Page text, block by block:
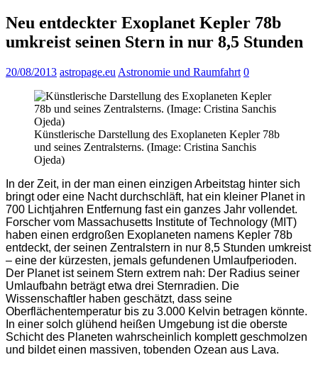
Neu entdeckter Exoplanet Kepler 78b
umkreist seinen Stern in nur 8,5 Stunden
20/08/2013 astropage.eu Astronomie und Raumfahrt 0
Künstlerische Darstellung des Exoplaneten Kepler 78b
und seines Zentralsterns. (Image: Cristina Sanchis
Ojeda)
In der Zeit, in der man einen einzigen Arbeitstag hinter sich
bringt oder eine Nacht durchschläft, hat ein kleiner Planet in
700 Lichtjahren Entfernung fast ein ganzes Jahr vollendet.
Forscher vom Massachusetts Institute of Technology (MIT)
haben einen erdgroßen Exoplaneten namens Kepler 78b
entdeckt, der seinen Zentralstern in nur 8,5 Stunden umkreist
– eine der kürzesten, jemals gefundenen Umlaufperioden.
Der Planet ist seinem Stern extrem nah: Der Radius seiner
Umlaufbahn beträgt etwa drei Sternradien. Die
Wissenschaftler haben geschätzt, dass seine
Oberflächentemperatur bis zu 3.000 Kelvin betragen könnte.
In einer solch glühend heißen Umgebung ist die oberste
Schicht des Planeten wahrscheinlich komplett geschmolzen
und bildet einen massiven, tobenden Ozean aus Lava.